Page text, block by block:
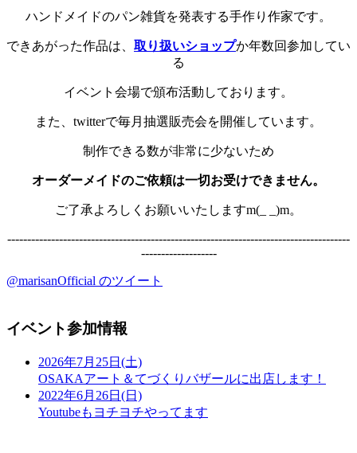
ハンドメイドのパン雑貨を発表する手作り作家です。
できあがった作品は、 取り扱いショップか年数回参加してい
る
イベント会場で頒布活動しております。
また、twitterで毎月抽選販売会を開催しています。
制作できる数が非常に少ないため
オーダーメイドのご依頼は一切お受けできません。
ご了承よろしくお願いいたしますm(_ _)m。
--------------------------------------------------------------------------------------
-------------------
@marisanOfficial のツイート
イベント参加情報
2026年7月25日(土)
OSAKAアート＆てづくりバザールに出店します！
2022年6月26日(日)
Youtubeもヨチヨチやってます